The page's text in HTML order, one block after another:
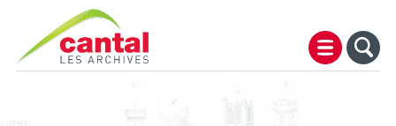
Archives du Cantal